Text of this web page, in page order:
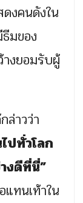
งคนดังใน
มของ
างยอมรับผู้
ล่าวว่า
ปทั่วโลก
งดีที่นี่”
แทนเท้าใน